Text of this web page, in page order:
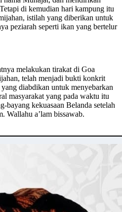
di kemudian hari kampung itu
istilah yang diberikan untuk
peziarah seperti ikan yang bertelur
melakukan tirakat di Goa
telah menjadi bukti konkrit
diabdikan untuk menyebarkan
masyarakat yang pada waktu itu
bayang kekuasaan Belanda setelah
Wallahu a’lam bissawab.